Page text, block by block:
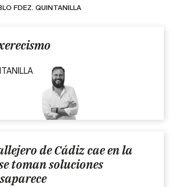
FDEZ. QUINTANILLA
de Cádiz cae en la
toman soluciones